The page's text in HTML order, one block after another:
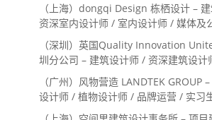
（上海）dongqi Design 栋栖设计 –
资深室内设计师 / 室内设计师 / 媒体及
系主管 / 设计实习生（常年招聘）
（深圳）英国Quality Innovation
圳分公司 – 建筑设计师 / 资深建筑设计
内设计师 / 设计实习生
（广州）风物营造 LANDTEK GROUP
设计师 / 植物设计师 / 品牌运营 / 实习